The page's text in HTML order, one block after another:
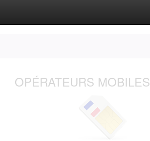
OPÉRATEURS MOBILES